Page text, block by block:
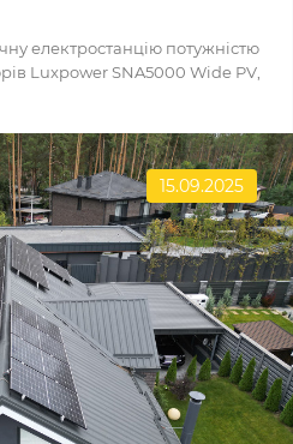
електростанцію потужністю
Luxpower SNA5000 Wide PV,
15.09.2025